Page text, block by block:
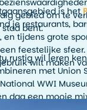
gebied om te
bent.
is het
je restaurants,
en tijdens grote
feestelijke
wilt maken
rustig wil leren
met Union
WWI
dag een mooie